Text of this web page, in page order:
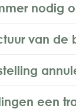
nodig
van de
een